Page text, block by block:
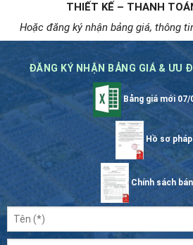
THIẾT KẾ – THANH
Hoặc đăng ký nhận bảng giá, thông
ĐĂNG KÝ NHẬN BẢNG GIÁ & ƯU
Bảng giá mới 07/
Hồ sơ
Chính sách